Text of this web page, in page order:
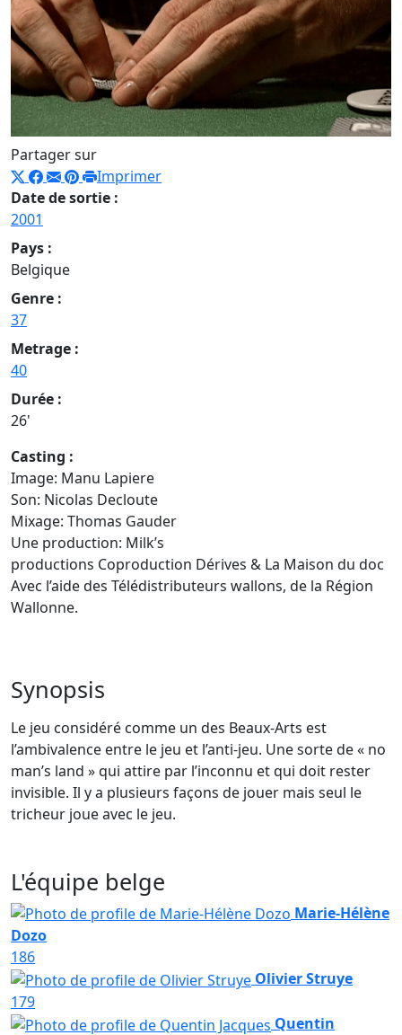
Partager sur
Imprimer
Date de sortie :
2001
Pays :
Belgique
Genre :
37
Metrage :
40
Durée :
26'
Casting :
Image: Manu Lapiere
Son: Nicolas Decloute
Mixage: Thomas Gauder
Une production: Milk’s
productions Coproduction Dérives & La Maison du doc
Avec l’aide des Télédistributeurs wallons, de la Région
Wallonne.
Synopsis
Le jeu considéré comme un des Beaux-Arts est
l’ambivalence entre le jeu et l’anti-jeu. Une sorte de « no
man’s land » qui attire par l’inconnu et qui doit rester
invisible. Il y a plusieurs façons de jouer mais seul le
tricheur joue avec le jeu.
L'équipe belge
Marie-Hélène
Dozo
186
Olivier Struye
179
Quentin